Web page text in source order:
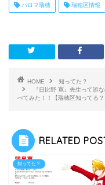
パロマ瑞穂 瑞穂区情報
HOME
知ってた？
『日比野 寛』先生って誰
べてみた！！【瑞穂区知ってる？
RELATED
知ってた？